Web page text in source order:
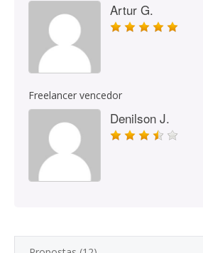
Artur G.
Freelancer vencedor
Denilson J.